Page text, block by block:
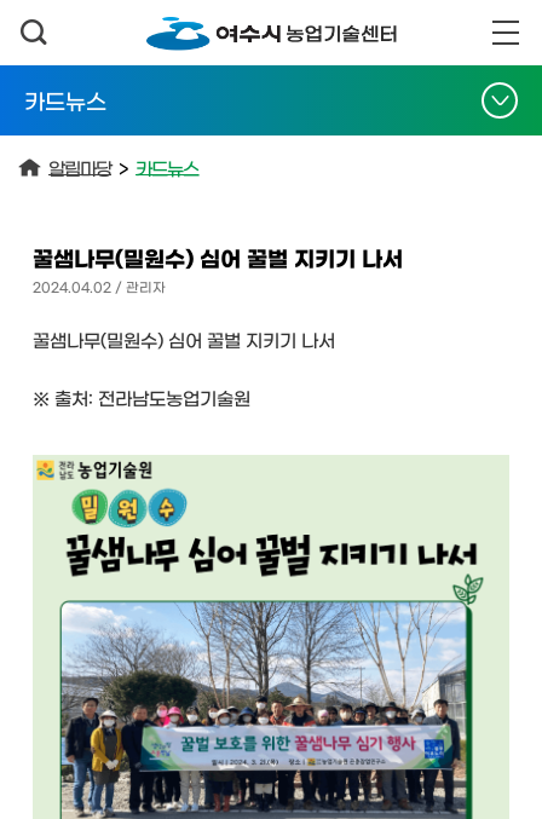
카드뉴스
알림마당 > 카드뉴스
꿀샘나무(밀원수) 심어 꿀벌 지키기 나서
2024.04.02 / 관리자
꿀샘나무(밀원수) 심어 꿀벌 지키기 나서
※ 출처: 전라남도농업기술원